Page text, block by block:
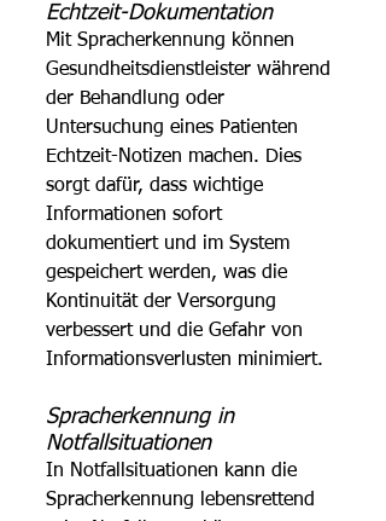
Echtzeit-Dokumentation
Mit Spracherkennung können
Gesundheitsdienstleister während
der Behandlung oder
Untersuchung eines Patienten
Echtzeit-Notizen machen. Dies
sorgt dafür, dass wichtige
Informationen sofort
dokumentiert und im System
gespeichert werden, was die
Kontinuität der Versorgung
verbessert und die Gefahr von
Informationsverlusten minimiert.
Spracherkennung in
Notfallsituationen
In Notfallsituationen kann die
Spracherkennung lebensrettend